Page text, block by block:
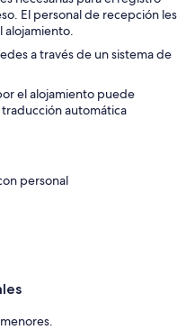
El personal de recepción les
alojamiento.
a través de un sistema de
el alojamiento puede
automática
personal